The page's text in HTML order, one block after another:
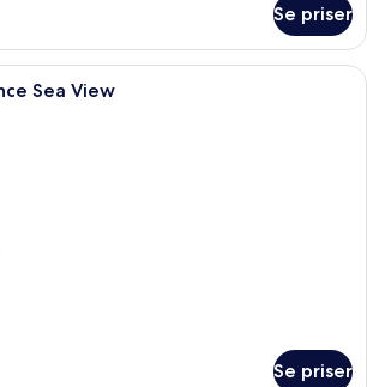
Se priser
Ett modernt hotellrum med en
Sea View
Se priser